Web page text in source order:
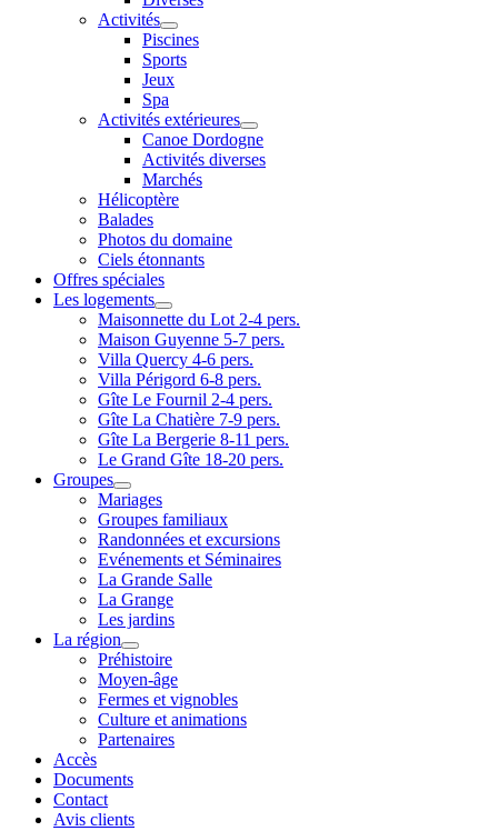
Activités
Piscines
Sports
Jeux
Spa
Activités extérieures
Canoe Dordogne
Activités diverses
Marchés
Hélicoptère
Balades
Photos du domaine
Ciels étonnants
Offres spéciales
Les logements
Maisonnette du Lot 2-4 pers.
Maison Guyenne 5-7 pers.
Villa Quercy 4-6 pers.
Villa Périgord 6-8 pers.
Gîte Le Fournil 2-4 pers.
Gîte La Chatière 7-9 pers.
Gîte La Bergerie 8-11 pers.
Le Grand Gîte 18-20 pers.
Groupes
Mariages
Groupes familiaux
Randonnées et excursions
Evénements et Séminaires
La Grande Salle
La Grange
Les jardins
La région
Préhistoire
Moyen-âge
Fermes et vignobles
Culture et animations
Partenaires
Accès
Documents
Contact
Avis clients